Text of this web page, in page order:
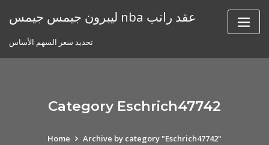
ليبرون جيمس جيمس nba عقد راتب
تحديد سعر السهم الأساس
Category Eschrich47742
Home Archive by category "Eschrich47742"